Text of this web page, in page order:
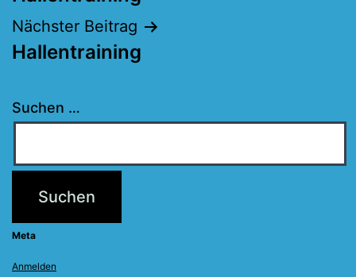
Nächster Beitrag
Hallentraining
Suchen …
Meta
Anmelden